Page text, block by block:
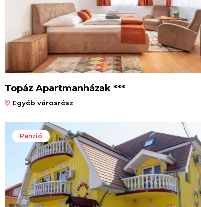
Topáz Apartmanházak ***
Egyéb városrész
Panzió